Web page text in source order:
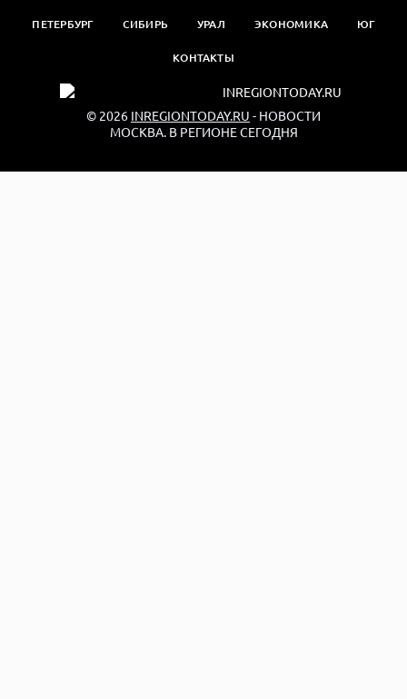
ПЕТЕРБУРГ СИБИРЬ УРАЛ ЭКОНОМИКА ЮГ
КОНТАКТЫ
© 2026 INREGIONTODAY.RU - НОВОСТИ
МОСКВА. В РЕГИОНЕ СЕГОДНЯ